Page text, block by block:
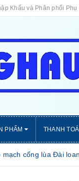
Khẩu và Phân phối
PHẨM THANH
mạch cổng lùa Đài